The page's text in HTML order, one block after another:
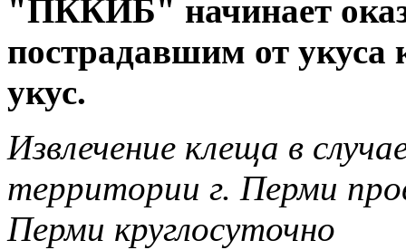
"ПККИБ" начинает
пострадавшим от укуса
укус.
Извлечение клеща в
территории г. Перми
Перми круглосуточно